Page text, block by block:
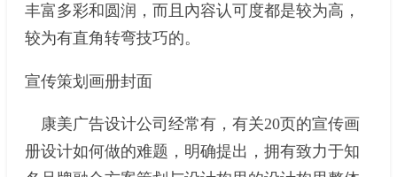
丰富多彩和圆润，而且內容认可度都是较为高，
较为有直角转弯技巧的。
宣传策划画册封面
康美广告设计公司经常有，有关20页的宣传画
册设计如何做的难题，明确提出，拥有致力于知